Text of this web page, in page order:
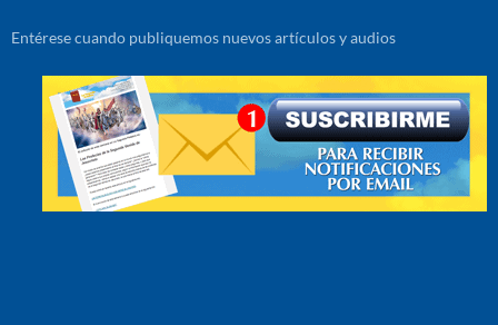
Entérese cuando publiquemos nuevos artículos y audios